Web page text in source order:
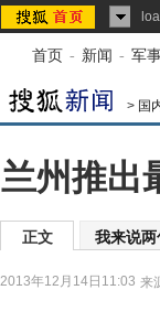
首页 - 新闻 - 军
> 国
兰州推出
正文 我来说两
2013年12月14日11:03 来